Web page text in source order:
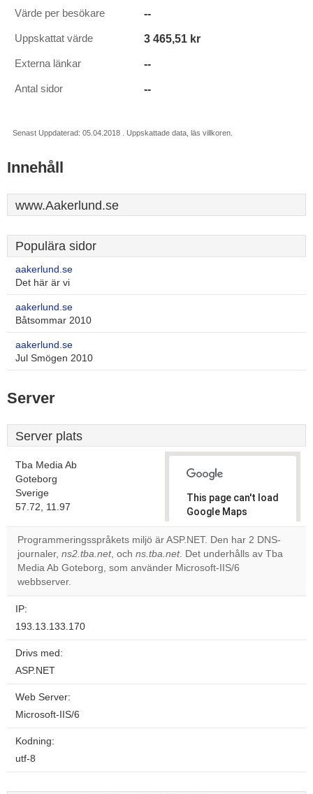
Värde per besökare --
Uppskattat värde 3 465,51 kr
Externa länkar --
Antal sidor --
Senast Uppdaterad: 05.04.2018 . Uppskattade data, läs villkoren.
Innehåll
www.Aakerlund.se
Populära sidor
aakerlund.se
Det här är vi
aakerlund.se
Båtsommar 2010
aakerlund.se
Jul Smögen 2010
Server
Server plats
Tba Media Ab
Goteborg
Sverige
57.72, 11.97
This page can't load
Google Maps
correctly.
Do you
own this
Programmeringsspråkets miljö är ASP.NET. Den har 2 DNS-
journaler, ns2.tba.net, och ns.tba.net. Det underhålls av Tba
Media Ab Goteborg, som använder Microsoft-IIS/6
webbserver.
IP:
193.13.133.170
Drivs med:
ASP.NET
Web Server:
Microsoft-IIS/6
Kodning:
utf-8